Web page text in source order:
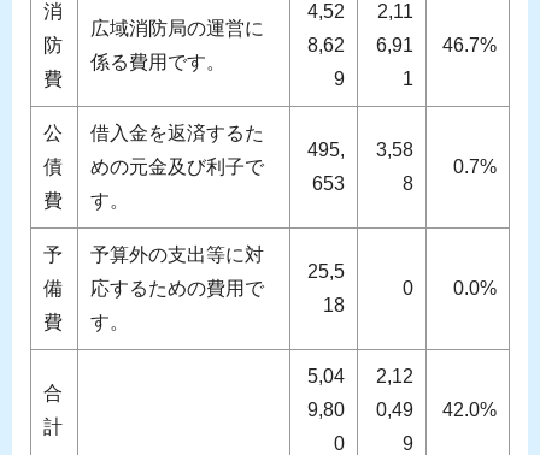
消
防
費
広域消防局の運営に
係る費用です。
4,52
8,62
9
2,11
6,91
1
46.7%
公
債
費
借入金を返済するた
めの元金及び利子で
す。
495,
653
3,58
8
0.7%
予
備
費
予算外の支出等に対
応するための費用で
す。
25,5
18
0 0.0%
合
計
5,04
9,80
0
2,12
0,49
9
42.0%